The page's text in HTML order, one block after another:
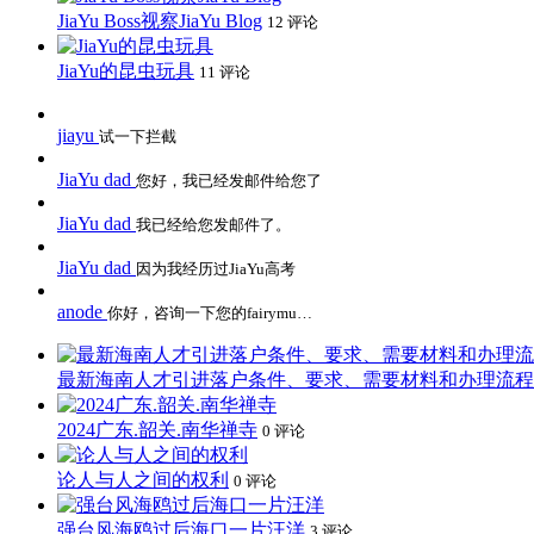
JiaYu Boss视察JiaYu Blog 12 评论
JiaYu的昆虫玩具 11 评论
jiayu 试一下拦截
JiaYu dad 您好，我已经发邮件给您了
JiaYu dad 我已经给您发邮件了。
JiaYu dad 因为我经历过JiaYu高考
anode 你好，咨询一下您的fairymu…
最新海南人才引进落户条件、要求、需要材料和办理流程
2024广东.韶关.南华禅寺 0 评论
论人与人之间的权利 0 评论
强台风海鸥过后海口一片汪洋